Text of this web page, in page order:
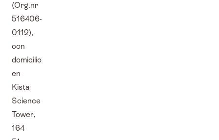
(Org.nr
516406-
0112),
con
domicilio
en
Kista
Science
Tower,
164